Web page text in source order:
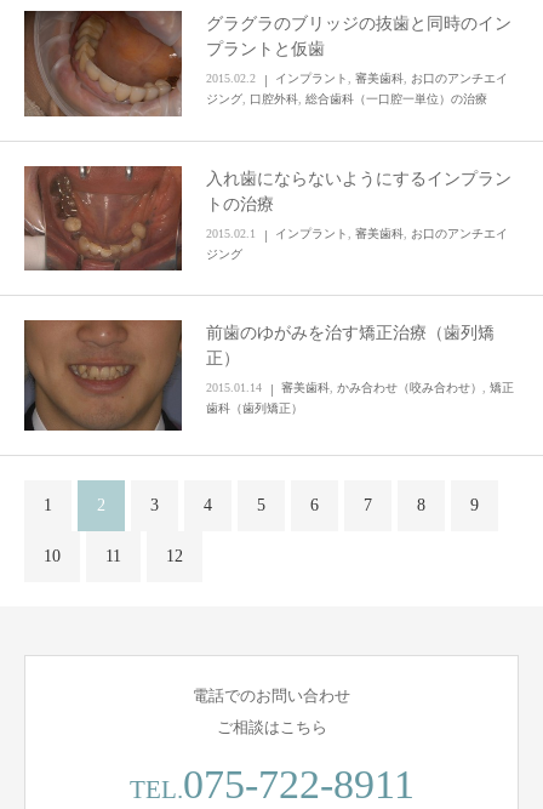
グラグラのブリッジの抜歯と同時のイン
プラントと仮歯
2015.02.2 インプラント, 審美歯科, お口のアンチエイ
ジング, 口腔外科, 総合歯科（一口腔一単位）の治療
入れ歯にならないようにするインプラン
トの治療
2015.02.1 インプラント 審美歯科
お口のアンチエイ
ジング
前歯のゆがみを治す矯正治療（歯列矯
正）
2015.01.14 審美歯科 かみ合わせ（咬み合わせ）
矯正
歯科（歯列矯正）
1 2 3 4 5 6 7 8 9
10 11 12
電話でのお問い合わせ
ご相談はこちら
TEL.075-722-8911